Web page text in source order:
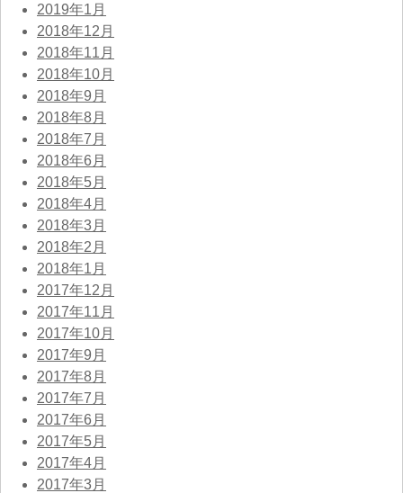
2019年1月
2018年12月
2018年11月
2018年10月
2018年9月
2018年8月
2018年7月
2018年6月
2018年5月
2018年4月
2018年3月
2018年2月
2018年1月
2017年12月
2017年11月
2017年10月
2017年9月
2017年8月
2017年7月
2017年6月
2017年5月
2017年4月
2017年3月